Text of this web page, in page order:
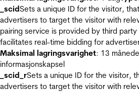
_scidSets a unique ID for the visitor,
advertisers to target the visitor with
pairing service is provided by third
facilitates real-time bidding for
Maksimal lagringsvarighet: 13
informasjonskapsel
_scid_rSets a unique ID for the visitor,
advertisers to target the visitor with